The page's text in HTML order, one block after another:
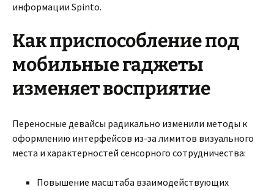
информации Spinto.
Как приспособление под
мобильные гаджеты
изменяет восприятие
Переносные девайсы радикально изменили методы к
оформлению интерфейсов из-за лимитов визуального
места и характерностей сенсорного сотрудничества:
Повышение масштаба взаимодействующих